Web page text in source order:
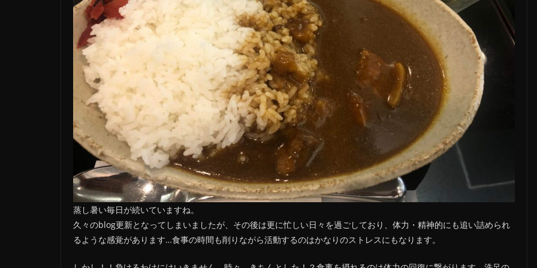
蒸し暑い毎日が続いていますね。
久々のblog更新となってしまいましたが、その後は更に忙しい日々を過ごしており、体力・精神的にも追い詰められ
るような感覚があります…食事の時間も削りながら活動するのはかなりのストレスにもなります。